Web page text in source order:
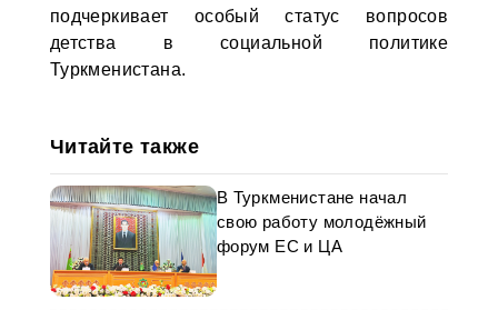
подчеркивает особый статус вопросов
детства в социальной политике
Туркменистана.
Читайте также
В Туркменистане начал
свою работу молодёжный
форум ЕС и ЦА